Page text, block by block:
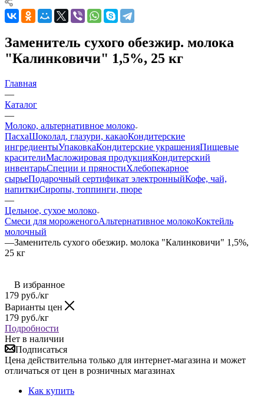
Заменитель сухого обезжир. молока
"Калинковичи" 1,5%, 25 кг
Главная
—
Каталог
—
Молоко, альтернативное молоко
ПасхаШоколад, глазури, какаоКондитерские
ингредиентыУпаковкаКондитерские украшенияПищевые
красителиМасложировая продукцияКондитерский
инвентарьСпеции и пряностиХлебопекарное
сырьеПодарочный сертификат электронныйКофе, чай,
напиткиСиропы, топпинги, пюре
—
Цельное, сухое молоко
Смеси для мороженогоАльтернативное молокоКоктейль
молочный
—Заменитель сухого обезжир. молока "Калинковичи" 1,5%,
25 кг
В избранное
179 руб./кг
Варианты цен
179 руб./кг
Подробности
Нет в наличии
Подписаться
Цена действительна только для интернет-магазина и может
отличаться от цен в розничных магазинах
Как купить